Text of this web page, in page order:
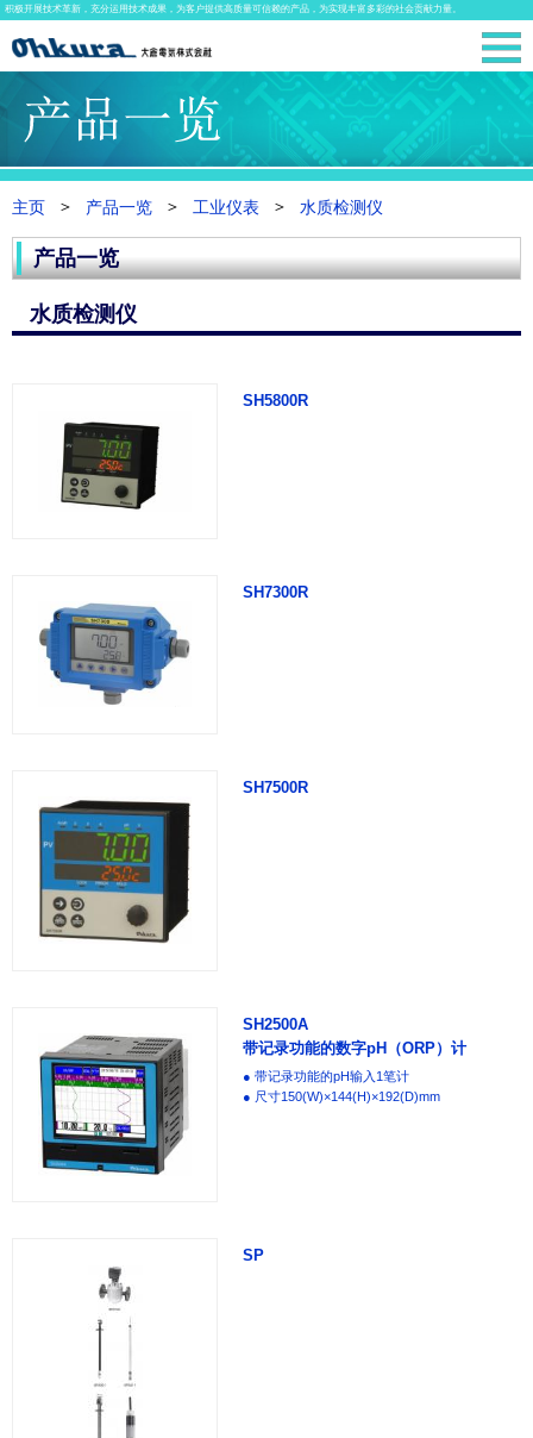
积极开展技术革新，充分运用技术成果，为客户提供高质量可信赖的产品，为实现丰富多彩的社会贡献力量。
主页 产品一览 工业仪表 水质检测仪
产品一览
水质检测仪
SH5800R
SH7300R
SH7500R
SH2500A
带记录功能的数字pH（ORP）计
● 带记录功能的pH输入1笔计
● 尺寸150(W)×144(H)×192(D)mm
SP